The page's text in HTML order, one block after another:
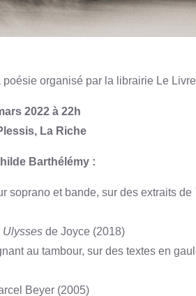
organisé par la librairie Le
2022 à 22h
La Riche
Barthélémy :
soprano et bande, sur des extraits de
Ulysses de Joyce (2018)
au tambour, sur des textes en
Beyer (2005)